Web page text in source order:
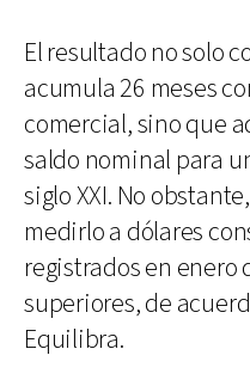
El resultado no solo
acumula 26 meses
comercial, sino que
saldo nominal para
siglo XXI. No
medirlo a dólares
registrados en enero
superiores, de
Equilibra.